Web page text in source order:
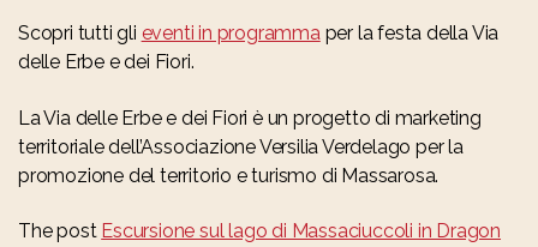
Scopri tutti gli eventi in programmaper la festa della Via
delle Erbe e dei Fiori.
La Via delle Erbe e dei Fiori è un progetto di marketing
territoriale dell’Associazione Versilia Verdelago per la
promozione del territorio e turismo di Massarosa.
The post Escursione sul lago di Massaciuccoli in Dragon